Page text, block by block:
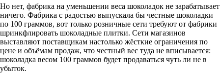
Но нет, фабрика на уменьшении веса шоколадок не зарабатывает
ничего. Фабрика с радостью выпускала бы честные шоколадки
по 100 граммов, вот только розничные сети требуют от фабрики
шринкфлировать шоколадные плитки. Сети магазинов
выставляют поставщикам настолько жёсткие ограничения по
цене и объёмам продаж, что честный вес туда не вписывается:
шоколадка весом 100 граммов будет продаваться чуть ли не в
убыток.